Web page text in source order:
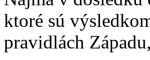
ktoré sú
pravidlách